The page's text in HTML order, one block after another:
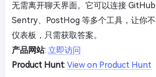
无需离开聊天界面。它可以连接 GitHub
Sentry、PostHog 等多个工具，让你
仪表板，只需获取答案。
产品网站: 立即访问
Product Hunt: View on Product Hunt